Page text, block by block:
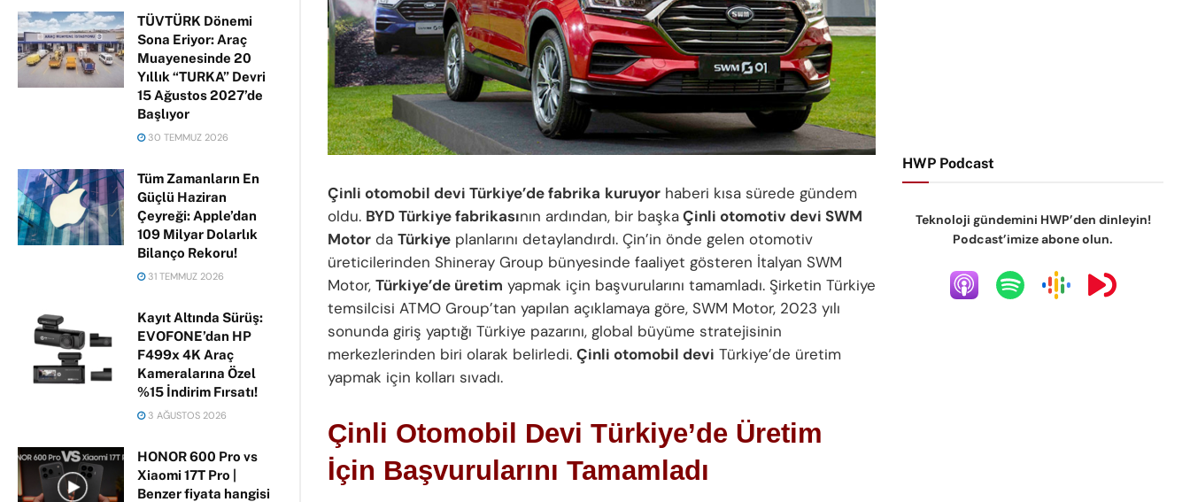
TÜVTÜRK Dönemi
Sona Eriyor: Araç
Muayenesinde 20
Yıllık “TURKA” Devri
15 Ağustos 2027’de
Başlıyor
30 TEMMUZ 2026
Tüm Zamanların En
Güçlü Haziran
Çeyreği: Apple’dan
109 Milyar Dolarlık
Bilanço Rekoru!
31 TEMMUZ 2026
Kayıt Altında Sürüş:
EVOFONE’dan HP
F499x 4K Araç
Kameralarına Özel
%15 İndirim Fırsatı!
3 AĞUSTOS 2026
HONOR 600 Pro vs
Xiaomi 17T Pro |
Benzer fiyata hangisi
Çinli otomobil devi Türkiye’de fabrika kuruyor haberi kısa sürede gündem
oldu. BYD Türkiye fabrikasının ardından, bir başkaÇinli otomotiv devi SWM
Motor da Türkiye planlarını detaylandırdı. Çin’in önde gelen otomotiv
üreticilerinden Shineray Group bünyesinde faaliyet gösteren İtalyan SWM
Motor, Türkiye’de üretim yapmak için başvurularını tamamladı. Şirketin Türkiye
temsilcisi ATMO Group’tan yapılan açıklamaya göre, SWM Motor, 2023 yılı
sonunda giriş yaptığı Türkiye pazarını, global büyüme stratejisinin
merkezlerinden biri olarak belirledi. Çinli otomobil devi Türkiye’de üretim
yapmak için kolları sıvadı.
Çinli Otomobil Devi Türkiye’de Üretim
İçin Başvurularını Tamamladı
HWP Podcast
Teknoloji gündemini HWP’den dinleyin!
Podcast’imize abone olun.